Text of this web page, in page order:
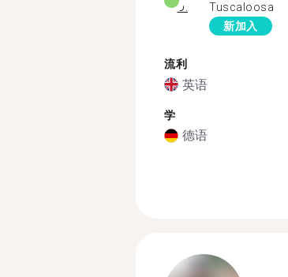
Tuscaloosa
新加入
流利
英语
学
德语